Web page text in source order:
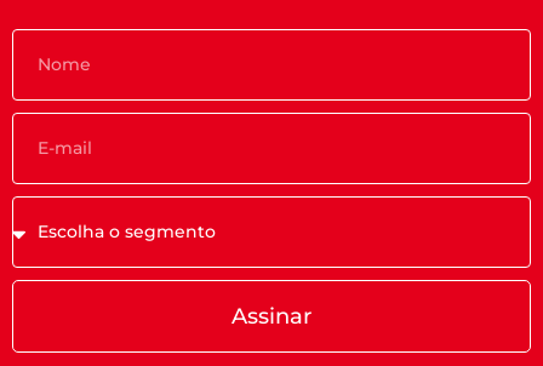
Assinar